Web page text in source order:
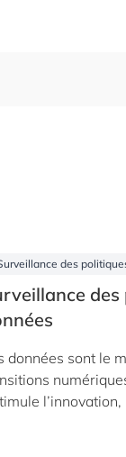
des
données sont le